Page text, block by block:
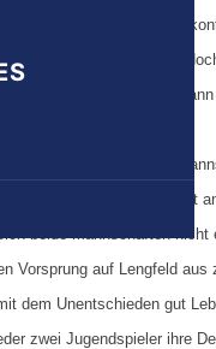
Mannschaft das Spiel zu
aus Lengfeld standen
der Pause vergab Euler
die Hassia die bessere
entscheidende Pass nicht
beide Mannschaften
Vorsprung auf Lengfeld
dem Unentschieden gut
zwei Jugendspieler ihre